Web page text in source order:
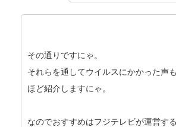
その通りですにゃ。
それらを通してウイルスにかかった声
ほど紹介しますにゃ。
なのでおすすめはフジテレビが運営す